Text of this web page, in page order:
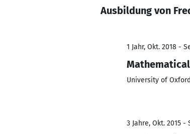
Ausbildung von
1 Jahr, Okt. 2018 -
University of Oxford
3 Jahre, Okt. 2015 -